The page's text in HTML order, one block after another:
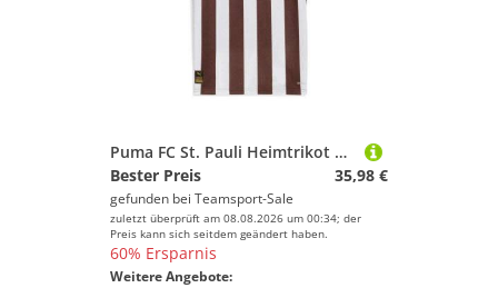
Puma FC St. Pauli Heimtrikot Erwachsene Saison 2025/2026 braun/weiß S
Bester Preis
35,98 €
gefunden bei Teamsport-Sale
zuletzt überprüft am 08.08.2026 um 00:34; der
Preis kann sich seitdem geändert haben.
60% Ersparnis
Weitere Angebote: